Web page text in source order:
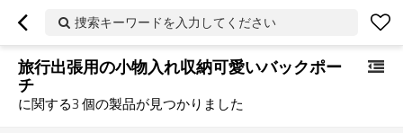
捜索キーワードを入力してください
旅行出張用の小物入れ収納可愛いバックポー
チ
に関する3個の製品が見つかりました